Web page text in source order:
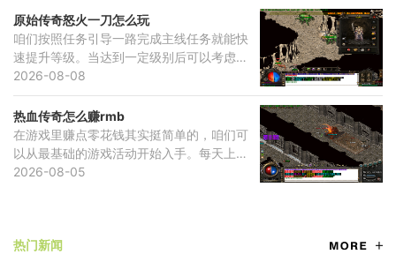
原始传奇怒火一刀怎么玩
咱们按照任务引导一路完成主线任务就能快
速提升等级。当达到一定级别后可以考虑激
活青铜会员开启更多游戏功能。不断深入游
戏内容，可以逐步解锁从白银到钻石等各个
等级的会员
2026-08-08
热血传奇怎么赚rmb
在游戏里赚点零花钱其实挺简单的，咱们可
以从最基础的游戏活动开始入手。每天上线
后记得去参加皇城悬赏、神龙宝藏这些常规
2026-08-05
热门新闻